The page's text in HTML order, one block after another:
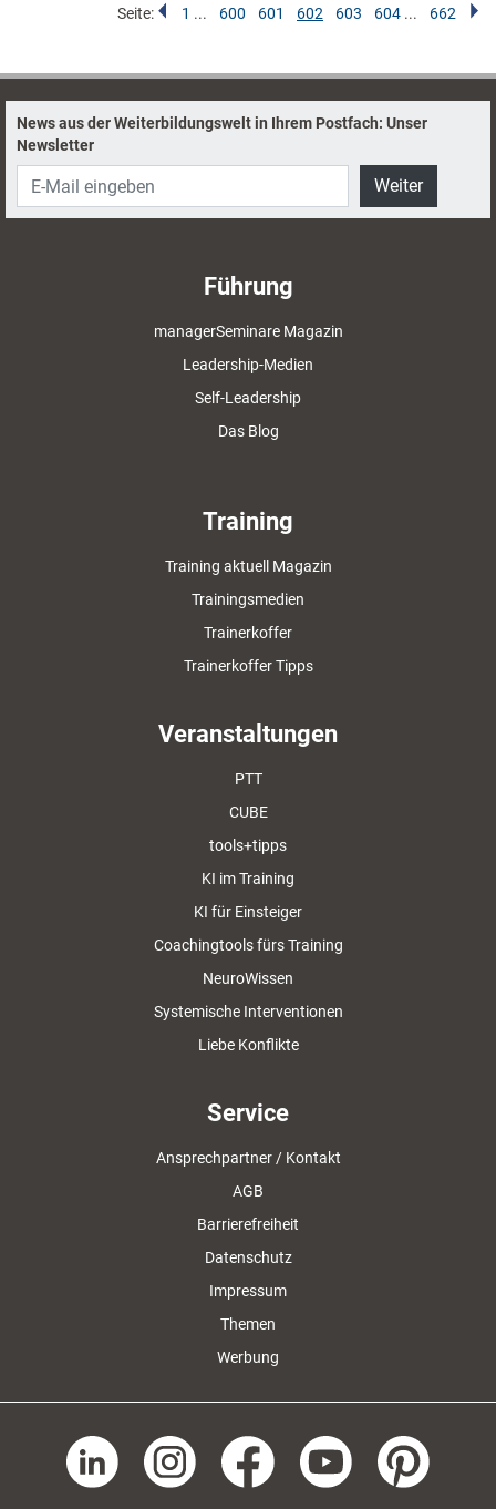
Seite: 1 ... 600 601 602 603 604 ... 662
News aus der Weiterbildungswelt in Ihrem Postfach: Unser
Newsletter
Weiter
Führung
managerSeminare Magazin
Leadership-Medien
Self-Leadership
Das Blog
Training
Training aktuell Magazin
Trainingsmedien
Trainerkoffer
Trainerkoffer Tipps
Veranstaltungen
PTT
CUBE
tools+tipps
KI im Training
KI für Einsteiger
Coachingtools fürs Training
NeuroWissen
Systemische Interventionen
Liebe Konflikte
Service
Ansprechpartner / Kontakt
AGB
Barrierefreiheit
Datenschutz
Impressum
Themen
Werbung